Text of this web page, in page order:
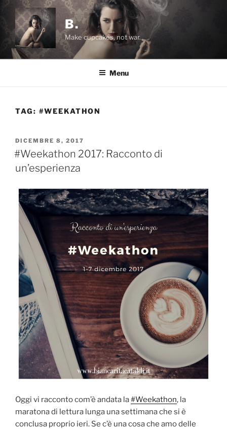
Salta
contenuto
B.
Make cupcakes, not war.
Menu
TAG: #WEEKATHON
PUBBLICATO
IL
DICEMBRE 8, 2017
#Weekathon 2017: Racconto di
un’esperienza
Oggi vi racconto com’è andata la#Weekathon, la
maratona di lettura lunga una settimana che si è
conclusa proprio ieri. Se c’è una cosa che amo delle